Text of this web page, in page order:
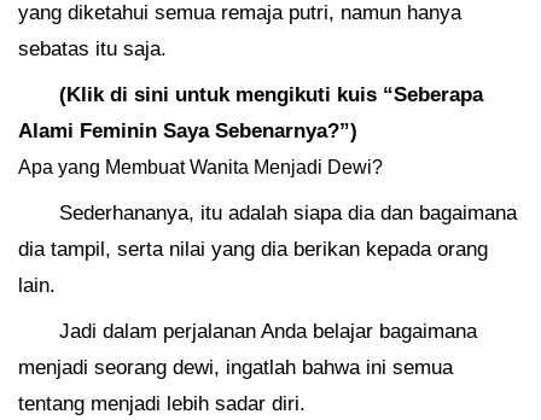
yang diketahui semua remaja putri, namun hanya
sebatas itu saja.
(Klik di sini untuk mengikuti kuis “Seberapa
Alami Feminin Saya Sebenarnya?”)
Apa yang Membuat Wanita Menjadi Dewi?
Sederhananya, itu adalah siapa dia dan bagaimana
dia tampil, serta nilai yang dia berikan kepada orang
lain.
Jadi dalam perjalanan Anda belajar bagaimana
menjadi seorang dewi, ingatlah bahwa ini semua
tentang menjadi lebih sadar diri.